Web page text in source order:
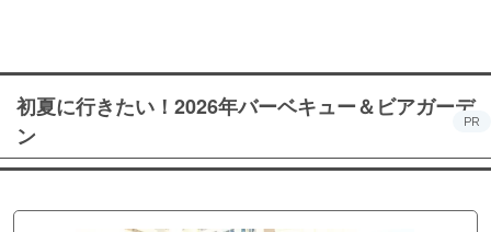
初夏に行きたい！2026年バーベキュー＆ビアガーデ
ン
PR